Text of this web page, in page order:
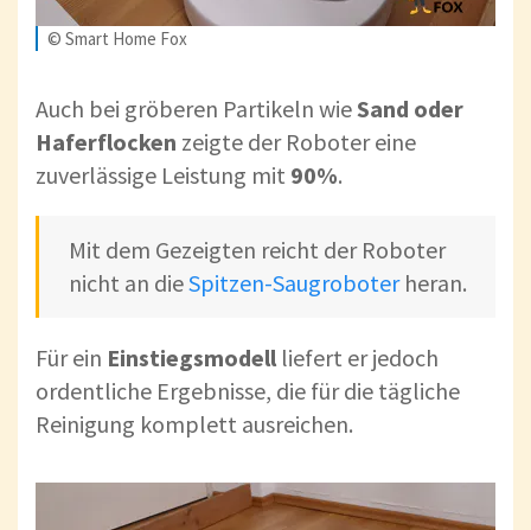
© Smart Home Fox
Auch bei gröberen Partikeln wieSand oder
Haferflocken zeigte der Roboter eine
zuverlässige Leistung mit 90%.
Mit dem Gezeigten reicht der Roboter
nicht an dieSpitzen-Saugroboterheran.
Für ein Einstiegsmodell liefert er jedoch
ordentliche Ergebnisse, die für die tägliche
Reinigung komplett ausreichen.